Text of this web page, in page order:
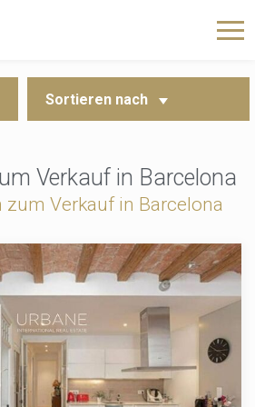
Sortieren nach
Verkauf in Barcelona
Verkauf in Barcelona